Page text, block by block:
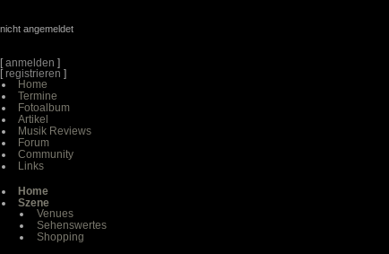
nicht angemeldet
[anmelden ]
[registrieren ]
Home
Termine
Fotoalbum
Artikel
Musik Reviews
Forum
Community
Links
Home
Szene
Venues
Sehenswertes
Shopping